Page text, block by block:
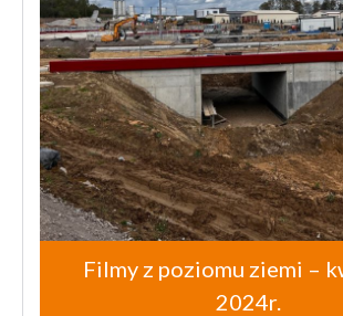
Filmy z poziomu ziemi –
2024r.